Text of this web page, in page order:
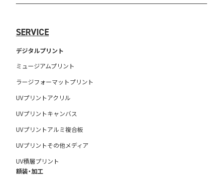
SERVICE
デジタルプリント
ミュージアムプリント
ラージフォーマットプリント
UVプリントアクリル
UVプリントキャンバス
UVプリントアルミ複合板
UVプリントその他メディア
UV積層プリント
額装・加工